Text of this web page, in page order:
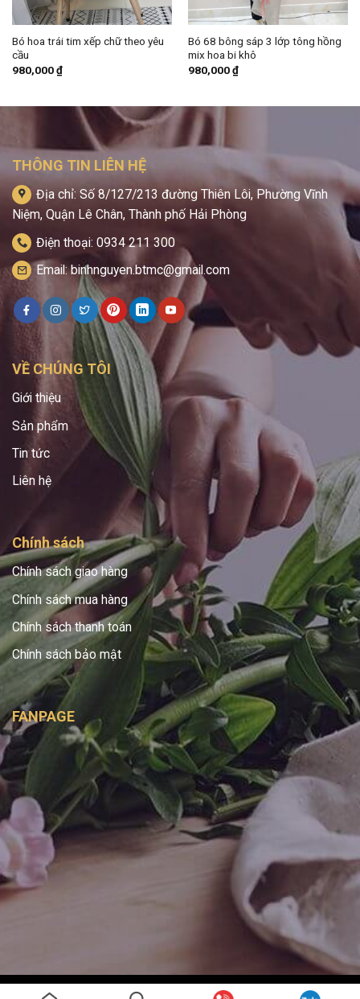
Bó hoa trái tim xếp chữ theo yêu
cầu
980,000₫
Bó 68 bông sáp 3 lớp tông hồng
mix hoa bi khô
980,000₫
THÔNG TIN LIÊN HỆ
Địa chỉ: Số 8/127/213 đường Thiên Lôi, Phường Vĩnh
Niệm, Quận Lê Chân, Thành phố Hải Phòng
Điện thoại: 0934 211 300
Email: binhnguyen.btmc@gmail.com
VỀ CHÚNG TÔI
Giới thiệu
Sản phẩm
Tin tức
Liên hệ
Chính sách
Chính sách giao hàng
Chính sách mua hàng
Chính sách thanh toán
Chính sách bảo mật
FANPAGE
Copyright 2026 © Bình Handmade - Được phát triển bởiSAGO